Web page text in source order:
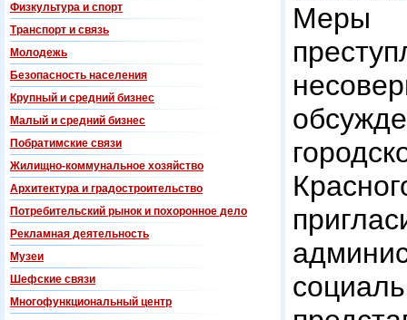
Физкультура и спорт
Транспорт и связь
Молодежь
Безопасность населения
Крупный и средний бизнес
Малый и средний бизнес
Побратимские связи
Жилищно-коммунальное хозяйство
Архитектура и градостроительство
Потребительский рынок и похоронное дело
Рекламная деятельность
Музеи
Шефские связи
Многофункциональный центр
Меры